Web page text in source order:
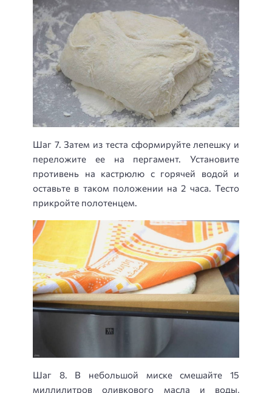
Шаг 7. Затем из теста сформируйте лепешку и
переложите ее на пергамент. Установите
противень на кастрюлю с горячей водой и
оставьте в таком положении на 2 часа. Тесто
прикройте полотенцем.
Шаг 8. В небольшой миске смешайте 15
миллилитров оливкового масла и воды,